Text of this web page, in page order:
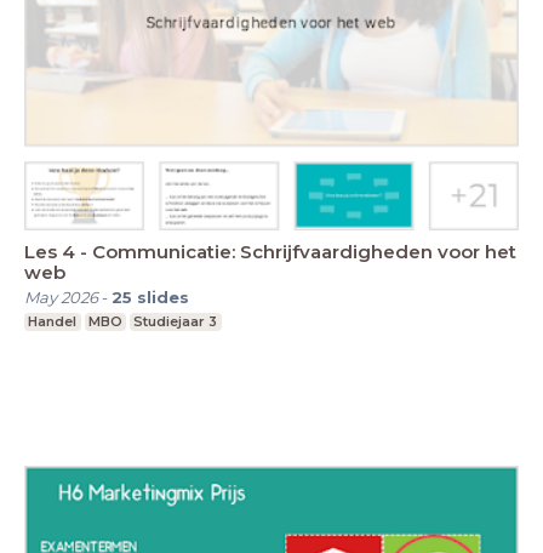
Les 4 - Communicatie: Schrijfvaardigheden voor het
web
May 2026- 25 slides
Handel MBO Studiejaar 3